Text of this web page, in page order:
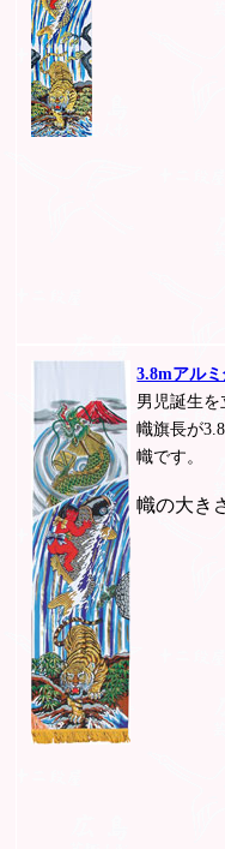
3.8mアル
男児誕生を
幟旗長が
幟です。
幟の大き